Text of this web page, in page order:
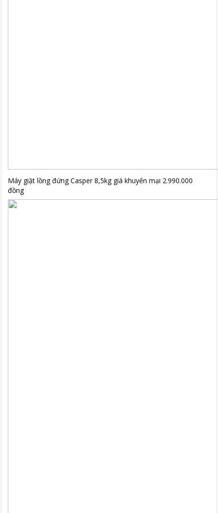
Máy giặt lồng đứng Casper 8,5kg giá khuyến mại 2.990.000
đồng